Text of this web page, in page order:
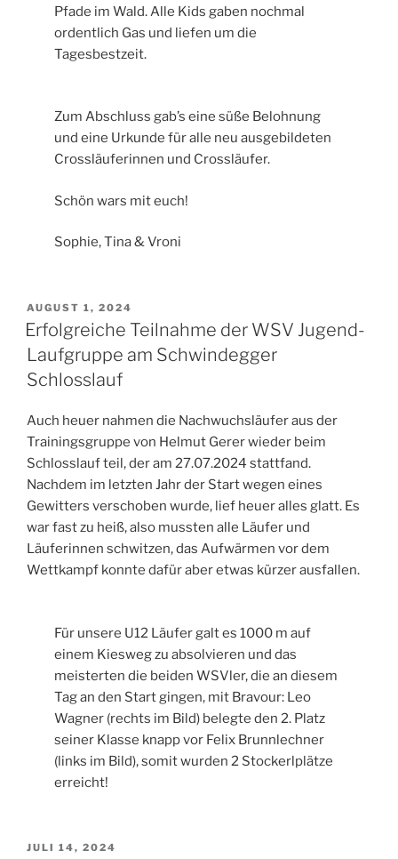
Pfade im Wald. Alle Kids gaben nochmal
ordentlich Gas und liefen um die
Tagesbestzeit.
Zum Abschluss gab’s eine süße Belohnung
und eine Urkunde für alle neu ausgebildeten
Crossläuferinnen und Crossläufer.
Schön wars mit euch!
Sophie, Tina & Vroni
VERÖFFENTLICHT
AM
AUGUST 1, 2024
Erfolgreiche Teilnahme der WSV Jugend-
Laufgruppe am Schwindegger
Schlosslauf
Auch heuer nahmen die Nachwuchsläufer aus der
Trainingsgruppe von Helmut Gerer wieder beim
Schlosslauf teil, der am 27.07.2024 stattfand.
Nachdem im letzten Jahr der Start wegen eines
Gewitters verschoben wurde, lief heuer alles glatt. Es
war fast zu heiß, also mussten alle Läufer und
Läuferinnen schwitzen, das Aufwärmen vor dem
Wettkampf konnte dafür aber etwas kürzer ausfallen.
Für unsere U12 Läufer galt es 1000 m auf
einem Kiesweg zu absolvieren und das
meisterten die beiden WSVler, die an diesem
Tag an den Start gingen, mit Bravour: Leo
Wagner (rechts im Bild) belegte den 2. Platz
seiner Klasse knapp vor Felix Brunnlechner
(links im Bild), somit wurden 2 Stockerlplätze
erreicht!
VERÖFFENTLICHT
JULI 14, 2024